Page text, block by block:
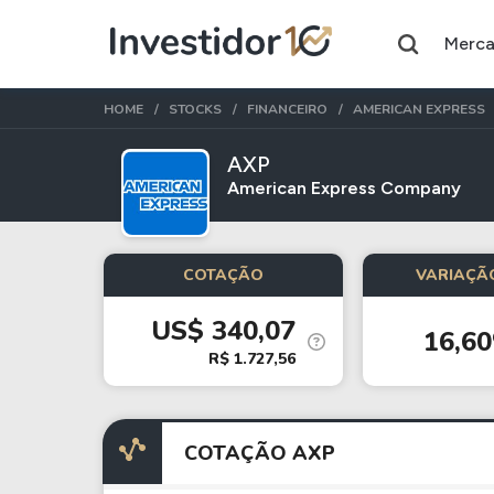
Assuntos do momento
Índice
Ibovespa
Ação
Ambev
HGLG11
HOME STOCKS FINANCEIRO AMERICAN EXPRESS
AXP
American Express Company
COTAÇÃO
US$ 340,07
R$ 1.727,56
COTAÇÃO AXP